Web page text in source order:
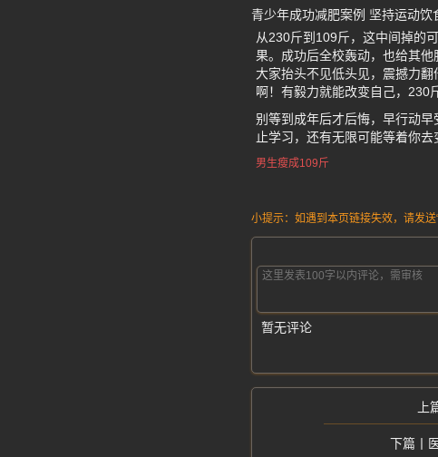
青少年成功减肥案例 坚持运动饮
从230斤到109斤，这中间掉的
果。成功后全校轰动，也给其
大家抬头不见低头见，震撼力
啊！有毅力就能改变自己，230
别等到成年后才后悔，早行动
止学习，还有无限可能等着你去
男生瘦成109斤
小提示：如遇到本页链接失效，请发
暂无评论